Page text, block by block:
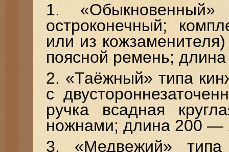
1.
остроконечный;
или из
поясной ремень;
2. «Таёжный» типа
с
ручка всадная
ножнами; длина 200 —
3. «Медвежий» типа